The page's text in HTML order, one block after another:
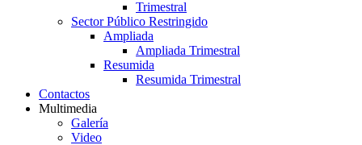
Trimestral
Sector Público Restringido
Ampliada
Ampliada Trimestral
Resumida
Resumida Trimestral
Contactos
Multimedia
Galería
Video